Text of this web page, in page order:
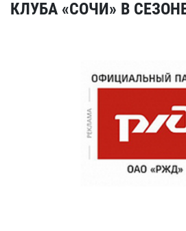
КЛУБА «СОЧИ» В